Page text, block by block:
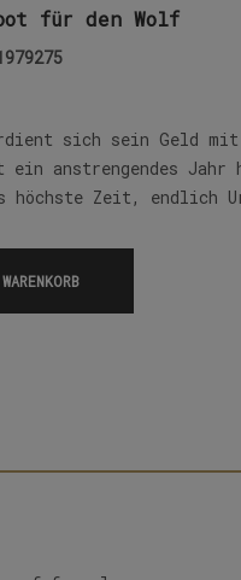
für den Wolf
sich sein Geld mit
ein anstrengendes
Zeit, endlich